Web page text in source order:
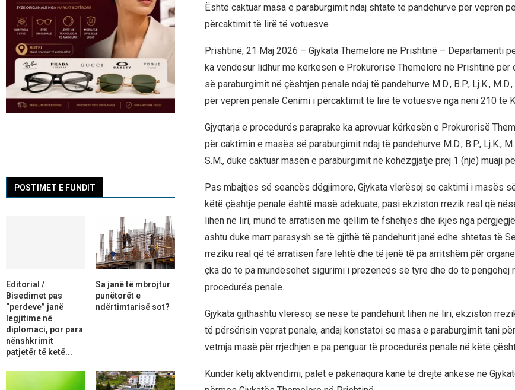
Është caktuar masa e paraburgimit ndaj shtatë të pandehurve për veprën
përcaktimit të lirë të votuesve
Prishtinë, 21 Maj 2026 – Gjykata Themelore në Prishtinë – Departamenti
ka vendosur lidhur me kërkesën e Prokurorisë Themelore në Prishtinë për
së paraburgimit në çështjen penale ndaj të pandehurve M.D., B.P., Lj.K., M.D.,
për veprën penale Cenimi i përcaktimit të lirë të votuesve nga neni 210 të
Gjyqtarja e procedurës paraprake ka aprovuar kërkesën e Prokurorisë
për caktimin e masës së paraburgimit ndaj të pandehurve M.D., B.P., Lj.K.,
S.M., duke caktuar masën e paraburgimit në kohëzgjatje prej 1 (një) muaji
Pas mbajtjes së seancës dëgjimore, Gjykata vlerësoj se caktimi i masës
këtë çështje penale është masë adekuate, pasi ekziston rrezik real që
lihen në liri, mund të arratisen me qëllim të fshehjes dhe ikjes nga
ashtu duke marr parasysh se të gjithë të pandehurit janë edhe shtetas të
rreziku real që të arratisen fare lehtë dhe të jenë të pa arritshëm për
çka do të pa mundësohet sigurimi i prezencës së tyre dhe do të pengohej
procedurës penale.
Gjykata gjithashtu vlerësoj se nëse të pandehurit lihen në liri, ekziston
të përsërisin veprat penale, andaj konstatoi se masa e paraburgimit tani
vetmja masë për rrjedhjen e pa penguar të procedurës penale në këtë
Kundër këtij aktvendimi, palët e pakënaqura kanë të drejtë ankese në
POSTIMET E FUNDIT
Editorial /
Bisedimet pas
“perdeve” janë
legjitime në
diplomaci, por para
nënshkrimit
patjetër të ketë...
Sa janë të mbrojtur
punëtorët e
ndërtimtarisë sot?